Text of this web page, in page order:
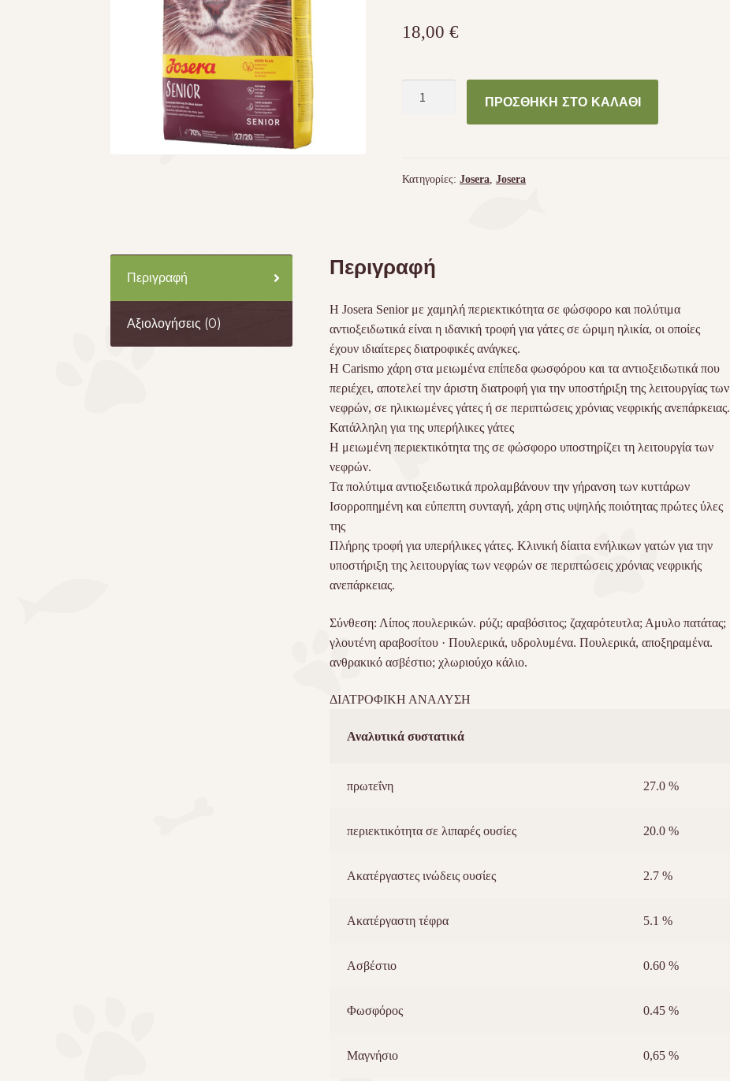
18,00€
ποσότητα
ΠΡΟΣΘΉΚΗ ΣΤΟ ΚΑΛΆΘΙ
Κατηγορίες:Josera ,Josera
Περιγραφή
Αξιολογήσεις (0)
Περιγραφή
Η Josera Senior με χαμηλή περιεκτικότητα σε φώσφορο και πολύτιμα
αντιοξειδωτικά είναι η ιδανική τροφή για γάτες σε ώριμη ηλικία, οι οποίες
έχουν ιδιαίτερες διατροφικές ανάγκες.
Η Carismo χάρη στα μειωμένα επίπεδα φωσφόρου και τα αντιοξειδωτικά που
περιέχει, αποτελεί την άριστη διατροφή για την υποστήριξη της λειτουργίας των
νεφρών, σε ηλικιωμένες γάτες ή σε περιπτώσεις χρόνιας νεφρικής ανεπάρκειας.
Κατάλληλη για της υπερήλικες γάτες
Η μειωμένη περιεκτικότητα της σε φώσφορο υποστηρίζει τη λειτουργία των
νεφρών.
Τα πολύτιμα αντιοξειδωτικά προλαμβάνουν την γήρανση των κυττάρων
Ισορροπημένη και εύπεπτη συνταγή, χάρη στις υψηλής ποιότητας πρώτες ύλες
της
Πλήρης τροφή για υπερήλικες γάτες. Κλινική δίαιτα ενήλικων γατών για την
υποστήριξη της λειτουργίας των νεφρών σε περιπτώσεις χρόνιας νεφρικής
ανεπάρκειας.
Σύνθεση: Λίπος πουλερικών. ρύζι; αραβόσιτος; ζαχαρότευτλα; Αμυλο πατάτας;
γλουτένη αραβοσίτου · Πουλερικά, υδρολυμένα. Πουλερικά, αποξηραμένα.
ανθρακικό ασβέστιο; χλωριούχο κάλιο.
ΔΙΑΤΡΟΦΙΚΗ ΑΝΑΛΥΣΗ
Αναλυτικά συστατικά
πρωτεΐνη 27.0 %
περιεκτικότητα σε λιπαρές ουσίες 20.0 %
Ακατέργαστες ινώδεις ουσίες 2.7 %
Ακατέργαστη τέφρα 5.1 %
Aσβέστιο 0.60 %
Φωσφόρος 0.45 %
Μαγνήσιο 0,65 %